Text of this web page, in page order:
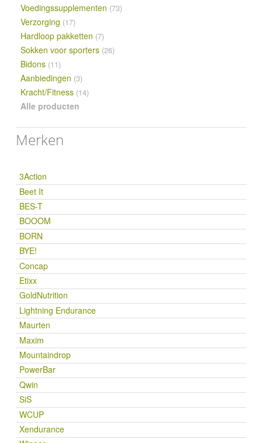
Voedingssupplementen (73)
Verzorging (17)
Hardloop pakketten (7)
Sokken voor sporters (26)
Bidons (11)
Aanbiedingen (3)
Kracht/Fitness (14)
Alle producten
Merken
3Action
Beet It
BES-T
BOOOM
BORN
BYE!
Concap
Etixx
GoldNutrition
Lightning Endurance
Maurten
Maxim
Mountaindrop
PowerBar
Qwin
SiS
WCUP
Xendurance